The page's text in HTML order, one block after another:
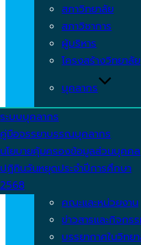
สภาวิทยาลัย
สภาวิชาการ
ผู้บริหาร
โครงสร้างวิทยาลัย
บุคลากร
ระบบบุคลากร
คู่มือจรรยาบรรณบุคลากร
นโยบายคุ้มครองข้อมูลส่วนบุคคล
ปฏิทินวันหยุดประจำปีการศึกษา
2568
คณะและหน่วยงาน
ข่าวสารและกิจกร
บรรยากาศในวิทย